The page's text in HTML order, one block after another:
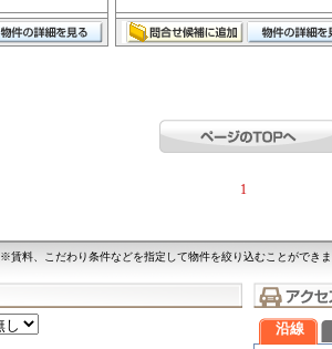
1
※賃料、こだわり条件などを指定して物件を絞り込むことができ
沿線